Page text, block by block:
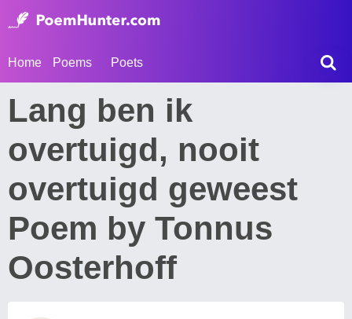
Home Poems Poets
Lang ben ik
overtuigd, nooit
overtuigd geweest
Poem by Tonnus
Oosterhoff